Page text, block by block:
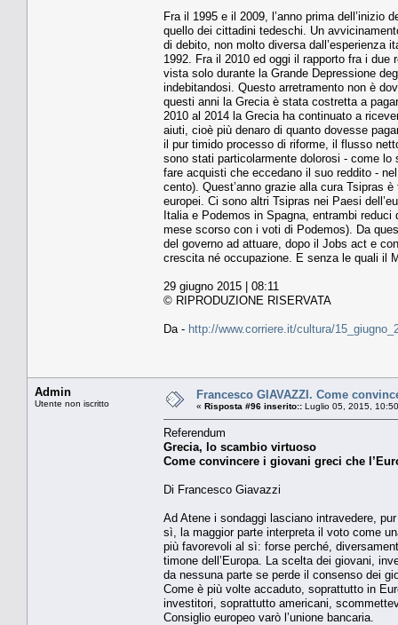
Fra il 1995 e il 2009, l’anno prima
quello dei cittadini tedeschi. Un
di debito, non molto diversa dall’esperienza
1992. Fra il 2010 ed oggi il rapporto fra i
vista solo durante la Grande Depressione
indebitandosi. Questo arretramento non è
questi anni la Grecia è stata costretta a
2010 al 2014 la Grecia ha continuato a
aiuti, cioè più denaro di quanto dovesse
il pur timido processo di riforme, il flusso
sono stati particolarmente dolorosi - come lo
fare acquisti che eccedano il suo reddito -
cento). Quest’anno grazie alla cura Tsipras
europei. Ci sono altri Tsipras nei Paesi
Italia e Podemos in Spagna, entrambi
mese scorso con i voti di Podemos). Da
del governo ad attuare, dopo il Jobs act e
crescita né occupazione. E senza le quali il
29 giugno 2015 | 08:11
© RIPRODUZIONE RISERVATA
Da - http://www.corriere.it/cultura/
Admin
Utente non iscritto
Francesco GIAVAZZI. Come
« Risposta #96 inserito:: Luglio 05, 2015,
Referendum
Grecia, lo scambio virtuoso
Come convincere i giovani greci che
Di Francesco Giavazzi
Ad Atene i sondaggi lasciano intravedere,
sì, la maggior parte interpreta il voto come
più favorevoli al sì: forse perché,
timone dell’Europa. La scelta dei giovani,
da nessuna parte se perde il consenso dei
Come è più volte accaduto, soprattutto in
investitori, soprattutto americani,
Consiglio europeo varò l’unione bancaria.